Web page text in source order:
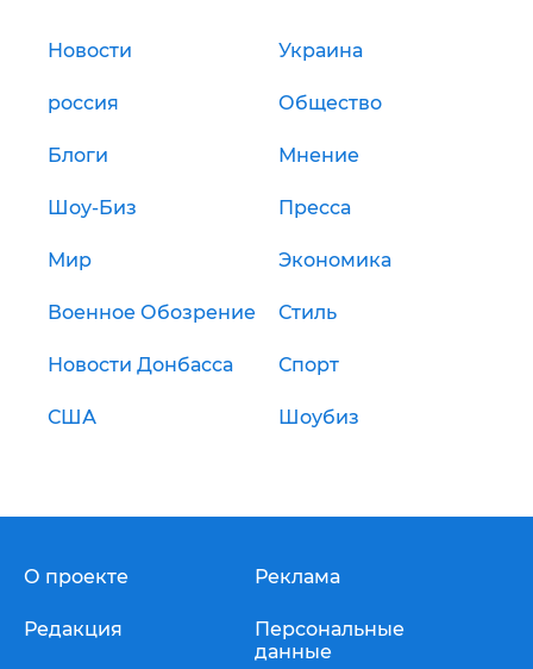
Новости Украина
россия Общество
Блоги Мнение
Шоу-Биз Пресса
Мир Экономика
Военное Обозрение Стиль
Новости Донбасса Спорт
США Шоубиз
О проекте
Редакция
Реклама
Персональные
данные